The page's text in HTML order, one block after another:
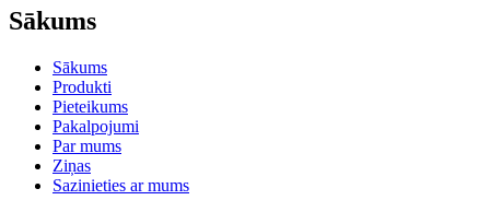
Sākums
Sākums
Produkti
Pieteikums
Pakalpojumi
Par mums
Ziņas
Sazinieties ar mums